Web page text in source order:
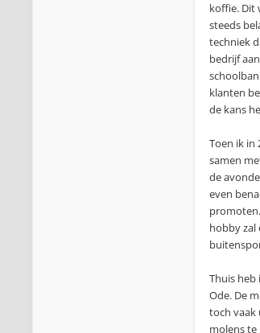
koffie. Dit
steeds
techniek
bedrijf
klanten
de kans
Toen ik in
samen
de
even
hobby zal
Thuis heb
Ode. De
toch vaak
molens te